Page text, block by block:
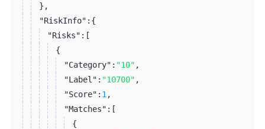
} ,
"RiskInfo": {
"Risks": [
{
"Category": "10" ,
"Label": "10700" ,
"Score": 1 ,
"Matches": [
{